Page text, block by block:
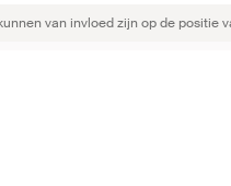
van invloed zijn op de